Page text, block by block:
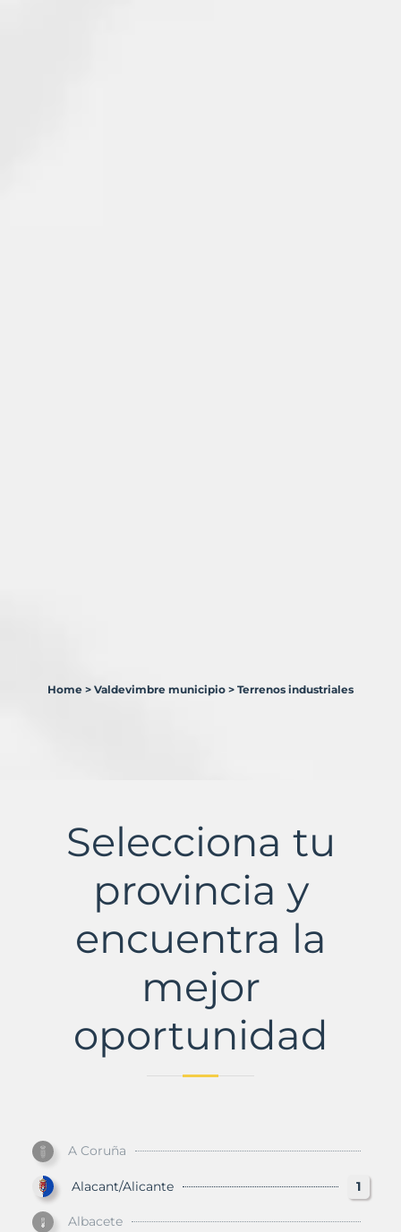
Murbalands
Home > Valdevimbre municipio > Terrenos industriales
Selecciona tu
provincia y
encuentra la
mejor
oportunidad
A Coruña
Alacant/Alicante 1
Albacete